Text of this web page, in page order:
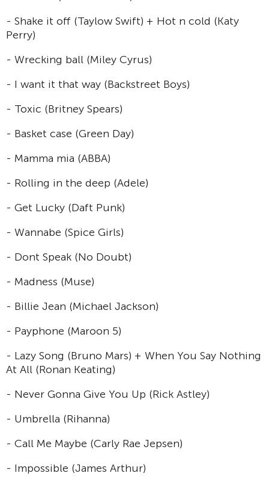
- Shake it off (Taylow Swift) + Hot n cold (Katy
Perry)
- Wrecking ball (Miley Cyrus)
- I want it that way (Backstreet Boys)
- Toxic (Britney Spears)
- Basket case (Green Day)
- Mamma mia (ABBA)
- Rolling in the deep (Adele)
- Get Lucky (Daft Punk)
- Wannabe (Spice Girls)
- Dont Speak (No Doubt)
- Madness (Muse)
- Billie Jean (Michael Jackson)
- Payphone (Maroon 5)
- Lazy Song (Bruno Mars) + When You Say Nothing
At All (Ronan Keating)
- Never Gonna Give You Up (Rick Astley)
- Umbrella (Rihanna)
- Call Me Maybe (Carly Rae Jepsen)
- Impossible (James Arthur)